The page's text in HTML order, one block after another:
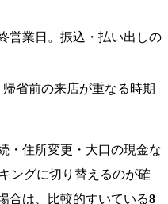
営業日。振込・払い出しの
帰省前の来店が重なる時期
・住所変更・大口の現金な
ングに切り替えるのが確
合は、比較的すいている8